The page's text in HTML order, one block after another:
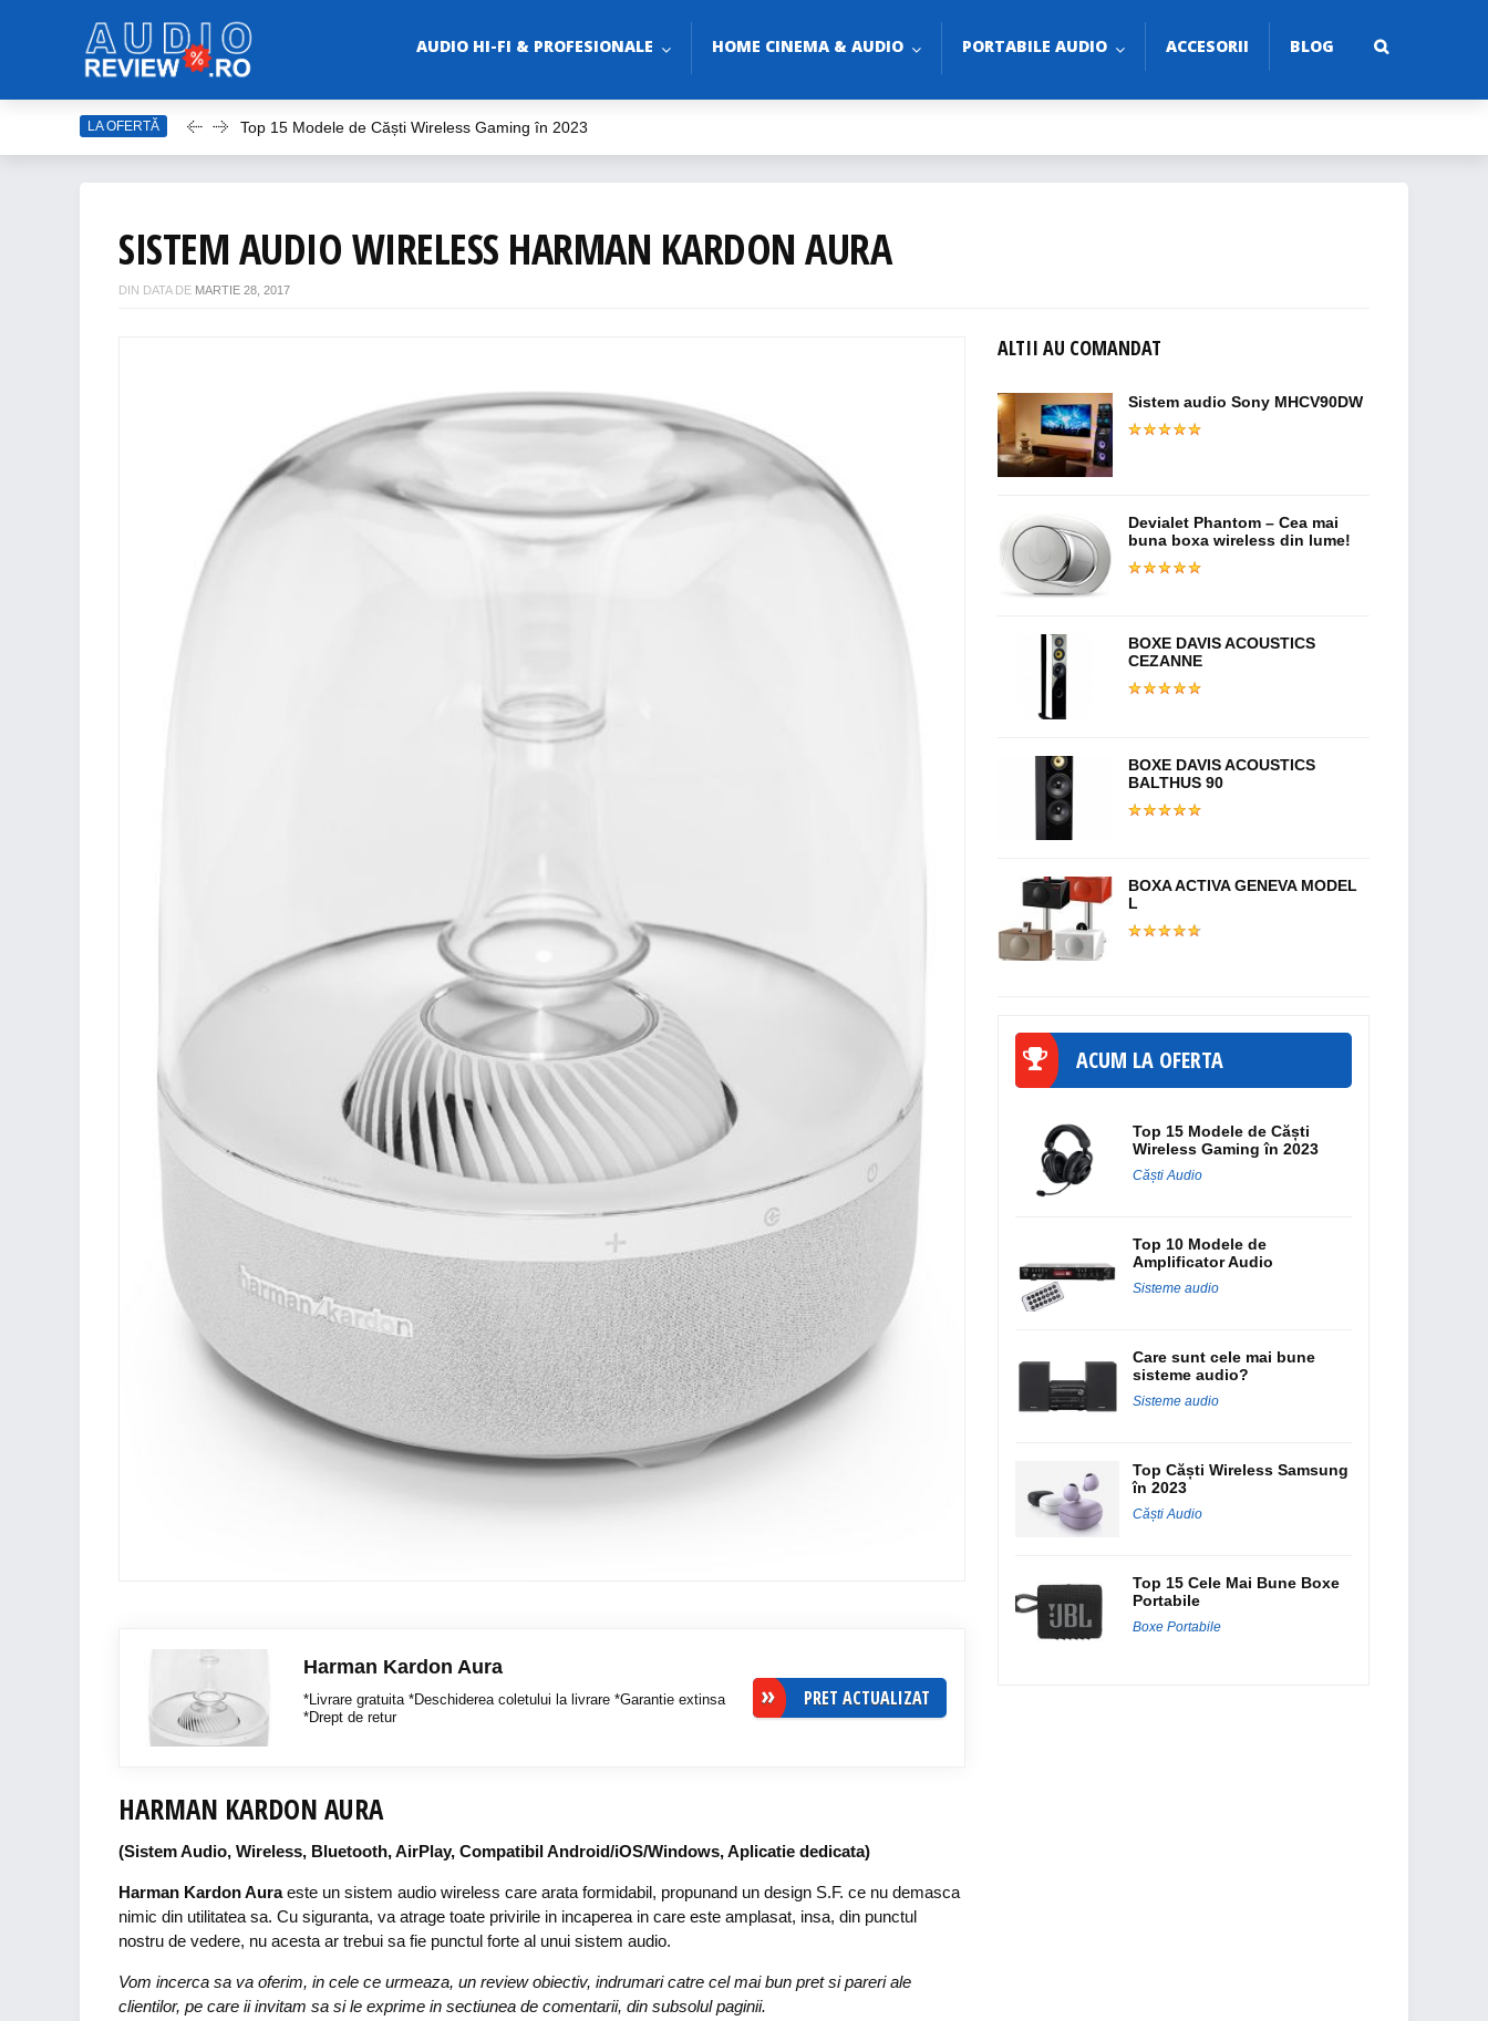
AUDIO HI-FI & PROFESIONALE HOME CINEMA & AUDIO PORTABILE AUDIO ACCESORII BLOG
LA OFERTĂ
Top 15 Modele de Căști Wireless Gaming în 2023
Top 10 Modele de Amplificator Audio
Top 15 Cele Mai Bune Boxe Portabile
SISTEM AUDIO WIRELESS HARMAN KARDON AURA
DIN DATA DE MARTIE 28, 2017
Harman Kardon Aura
*Livrare gratuita *Deschiderea coletului la livrare *Garantie extinsa
*Drept de retur
PRET ACTUALIZAT
HARMAN KARDON AURA
(Sistem Audio, Wireless, Bluetooth, AirPlay, Compatibil Android/iOS/Windows, Aplicatie dedicata)
Harman Kardon Auraeste un sistem audio wireless care arata formidabil, propunand un design S.F. ce nu demasca
nimic din utilitatea sa. Cu siguranta, va atrage toate privirile in incaperea in care este amplasat, insa, din punctul
nostru de vedere, nu acesta ar trebui sa fie punctul forte al unui sistem audio.
Vom incerca sa va oferim, in cele ce urmeaza, un review obiectiv, indrumari catre cel mai bun pret si pareri ale
clientilor, pe care ii invitam sa si le exprime in sectiunea de comentarii, din subsolul paginii.
ALTII AU COMANDAT
Sistem audio Sony MHCV90DW
Devialet Phantom – Cea mai
buna boxa wireless din lume!
BOXE DAVIS ACOUSTICS
CEZANNE
BOXE DAVIS ACOUSTICS
BALTHUS 90
BOXA ACTIVA GENEVA MODEL
L
ACUM LA OFERTA
Top 15 Modele de Căști
Wireless Gaming în 2023
Căști Audio
Top 10 Modele de
Amplificator Audio
Sisteme audio
Care sunt cele mai bune
sisteme audio?
Sisteme audio
Top Căști Wireless Samsung
în 2023
Căști Audio
Top 15 Cele Mai Bune Boxe
Portabile
Boxe Portabile